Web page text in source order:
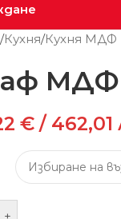
/Кухня/Кухня
МДФ
€ / 462,01